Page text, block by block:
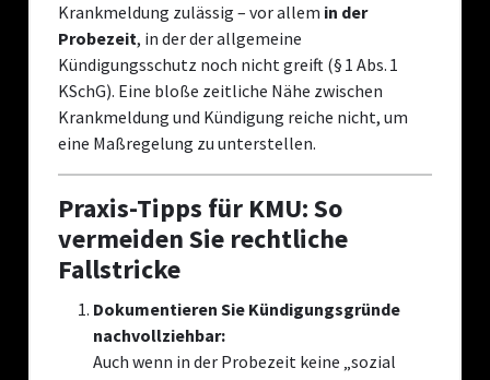
Krankmeldung zulässig – vor allem in der
Probezeit, in der der allgemeine
Kündigungsschutz noch nicht greift (§ 1 Abs. 1
KSchG). Eine bloße zeitliche Nähe zwischen
Krankmeldung und Kündigung reiche nicht, um
eine Maßregelung zu unterstellen.
Praxis-Tipps für KMU: So
vermeiden Sie rechtliche
Fallstricke
Dokumentieren Sie Kündigungsgründe
nachvollziehbar:
Auch wenn in der Probezeit keine „sozial